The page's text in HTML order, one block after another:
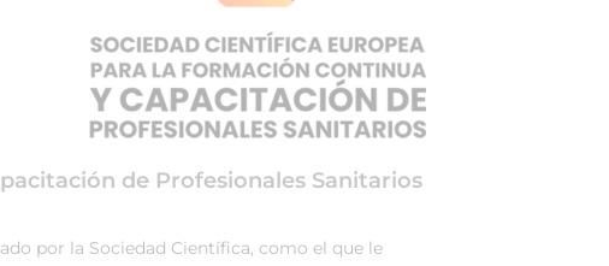
de Profesionales Sanitarios
por la Sociedad Científica, como el que le